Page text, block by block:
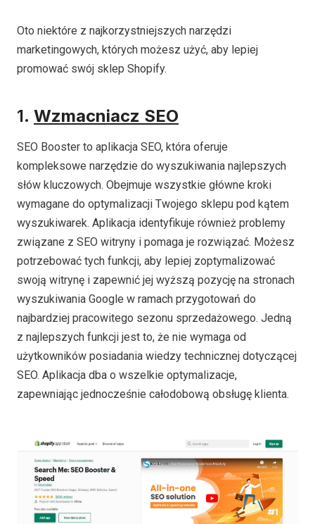
Oto niektóre z najkorzystniejszych narzędzi
marketingowych, których możesz użyć, aby lepiej
promować swój sklep Shopify.
1. Wzmacniacz SEO
SEO Booster to aplikacja SEO, która oferuje
kompleksowe narzędzie do wyszukiwania najlepszych
słów kluczowych. Obejmuje wszystkie główne kroki
wymagane do optymalizacji Twojego sklepu pod kątem
wyszukiwarek. Aplikacja identyfikuje również problemy
związane z SEO witryny i pomaga je rozwiązać. Możesz
potrzebować tych funkcji, aby lepiej zoptymalizować
swoją witrynę i zapewnić jej wyższą pozycję na stronach
wyszukiwania Google w ramach przygotowań do
najbardziej pracowitego sezonu sprzedażowego. Jedną
z najlepszych funkcji jest to, że nie wymaga od
użytkowników posiadania wiedzy technicznej dotyczącej
SEO. Aplikacja dba o wszelkie optymalizacje,
zapewniając jednocześnie całodobową obsługę klienta.